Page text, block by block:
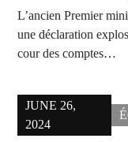
L’ancien Premier
une déclaration
cour des comptes…
JUNE 26,
2024